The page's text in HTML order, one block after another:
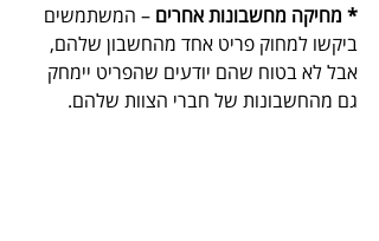
* מחיקה מחשבונות אחרים – המשתמ​שים
ביקשו למחוק פריט אחד מהחשבון שלהם,
אבל לא בטוח שהם יודעים שהפריט יימחק
גם מהחשבונות של חברי הצוות שלהם.